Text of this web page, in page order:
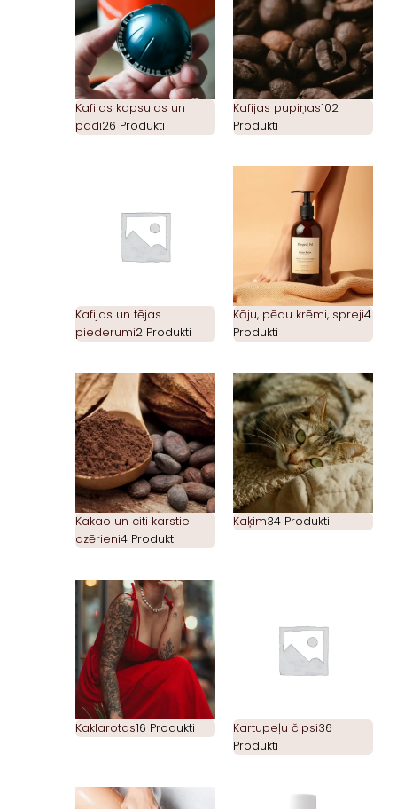
Kafijas kapsulas un
padi26 Produkti
Kafijas pupiņas102
Produkti
Kafijas un tējas
piederumi2 Produkti
Kāju, pēdu krēmi, spreji4
Produkti
Kakao un citi karstie
dzērieni4 Produkti
Kaķim34 Produkti
Kaklarotas16 Produkti Kartupeļu čipsi36
Produkti